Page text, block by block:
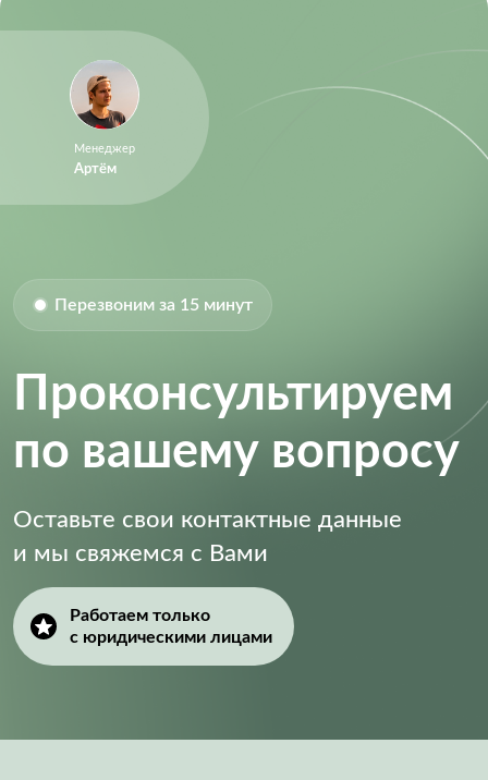
Менеджер
Артём
Перезвоним за 15 минут
Проконсультируем
по вашему вопросу
Оставьте свои контактные данные
и мы свяжемся с Вами
Работаем только
с юридическими лицами